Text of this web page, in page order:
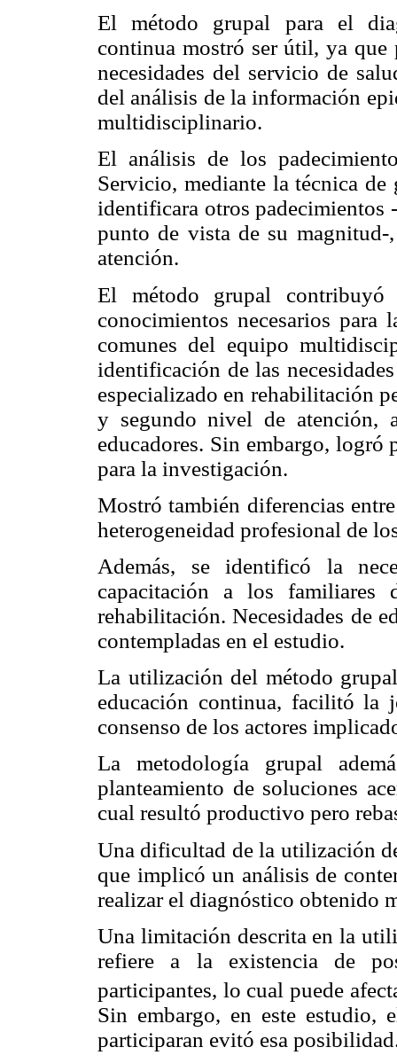
El método grupal para el
continua mostró ser útil, ya que
necesidades del servicio de
del análisis de la información
multidisciplinario.
El análisis de los
Servicio, mediante la técnica
identificara otros padecimientos
punto de vista de su
atención.
El método grupal
conocimientos necesarios
comunes del equipo
identificación de las
especializado en rehabilitación
y segundo nivel de atención,
educadores. Sin embargo,
para la investigación.
Mostró también diferencias
heterogeneidad profesional de
Además, se identificó la
capacitación a los familiares
rehabilitación. Necesidades de
contempladas en el estudio.
La utilización del método
educación continua, facilitó la
consenso de los actores
La metodología grupal
planteamiento de soluciones
cual resultó productivo pero
Una dificultad de la utilización
que implicó un análisis de
realizar el diagnóstico obtenido
Una limitación descrita en la
refiere a la existencia de
participantes, lo cual puede
Sin embargo, en este estudio,
participaran evitó esa